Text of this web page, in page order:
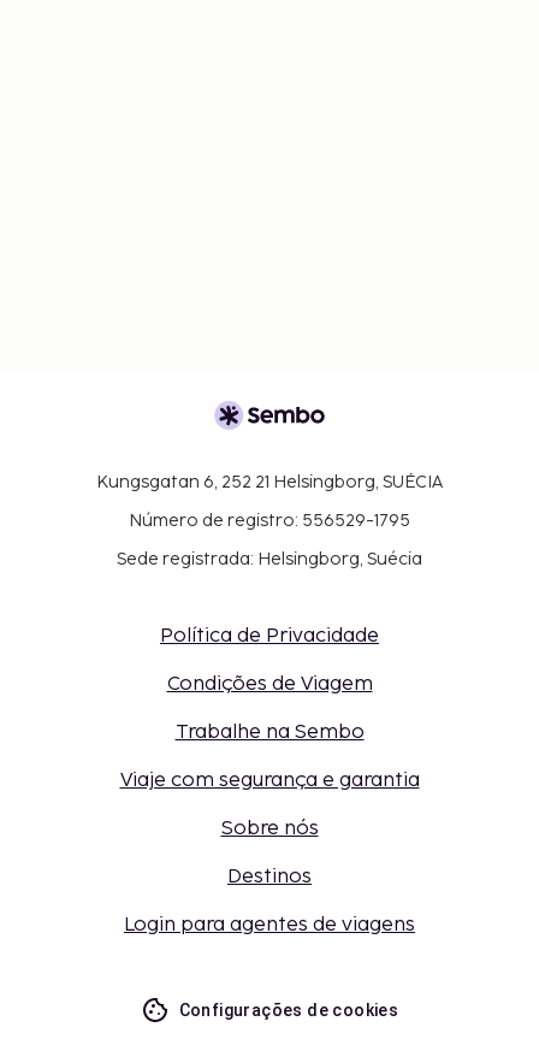
Kungsgatan 6, 252 21 Helsingborg, SUÉCIA
Número de registro: 556529-1795
Sede registrada: Helsingborg, Suécia
Política de Privacidade
Condições de Viagem
Trabalhe na Sembo
Viaje com segurança e garantia
Sobre nós
Destinos
Login para agentes de viagens
Configurações de cookies